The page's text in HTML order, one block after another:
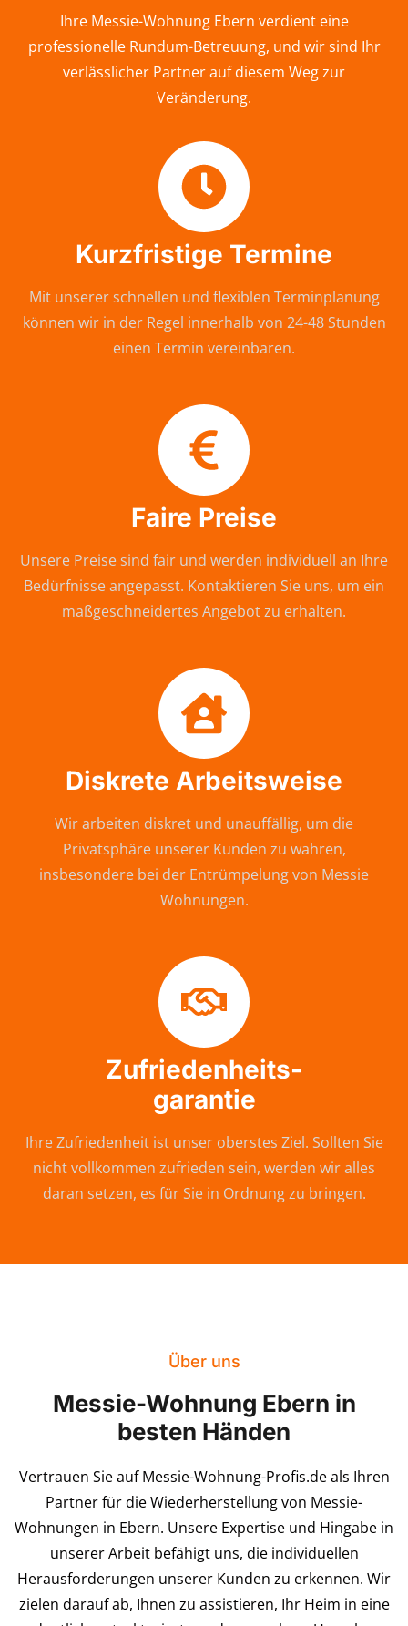
Ihre Messie-Wohnung Ebern verdient eine
professionelle Rundum-Betreuung, und wir sind Ihr
verlässlicher Partner auf diesem Weg zur
Veränderung.
Kurzfristige Termine
Mit unserer schnellen und flexiblen Terminplanung
können wir in der Regel innerhalb von 24-48 Stunden
einen Termin vereinbaren.
Faire Preise
Unsere Preise sind fair und werden individuell an Ihre
Bedürfnisse angepasst. Kontaktieren Sie uns, um ein
maßgeschneidertes Angebot zu erhalten.
Diskrete Arbeitsweise
Wir arbeiten diskret und unauffällig, um die
Privatsphäre unserer Kunden zu wahren,
insbesondere bei der Entrümpelung von Messie
Wohnungen.
Zufriedenheits-
garantie
Ihre Zufriedenheit ist unser oberstes Ziel. Sollten Sie
nicht vollkommen zufrieden sein, werden wir alles
daran setzen, es für Sie in Ordnung zu bringen.
Über uns
Messie-Wohnung Ebern in
besten Händen
Vertrauen Sie auf Messie-Wohnung-Profis.de als Ihren
Partner für die Wiederherstellung von Messie-
Wohnungen in Ebern. Unsere Expertise und Hingabe in
unserer Arbeit befähigt uns, die individuellen
Herausforderungen unserer Kunden zu erkennen. Wir
zielen darauf ab, Ihnen zu assistieren, Ihr Heim in eine